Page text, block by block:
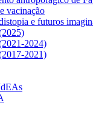
vacinação
e futuros
2024)
2021)